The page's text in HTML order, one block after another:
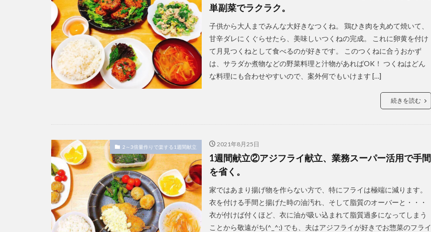
単副菜でラクラク。
子供から大人までみんな大好きなつくね。 鶏ひき肉を丸めて焼いて、
甘辛ダレにくぐらせたら、美味しいつくねの完成。 これに卵黄を付け
て月見つくねとして食べるのが好きです。 このつくねに合うおかず
は、サラダか煮物などの野菜料理と汁物があればOK！ つくねはどん
な料理にも合わせやすいので、案外何でもいけます […]
続きを読む
2～3倍量作りで楽する1週間献立 2021年8月25日
1週間献立②アジフライ献立、業務スーパー活用で手間
を省く。
家ではあまり揚げ物を作らない方で、特にフライは極端に減ります。
衣を付ける手間と揚げた時の油汚れ、そして脂質のオーバーと・・・
衣が付けば付くほど、衣に油が吸い込まれて脂質過多になってしまう
ことから敬遠がち(^_^;) でも、夫はアジフライが好きでお惣菜のフライ